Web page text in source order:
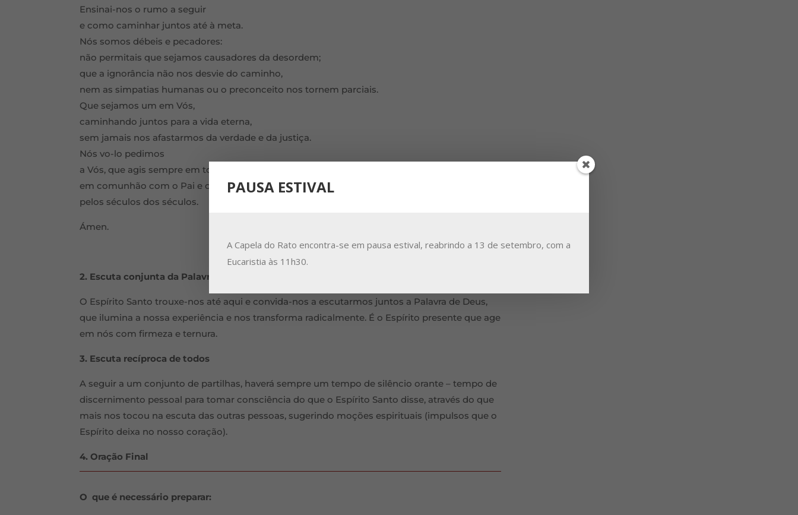
Ensinai-nos o rumo a seguir
e como caminhar juntos até à meta.
Nós somos débeis e pecadores:
não permitais que sejamos causadores da desordem;
que a ignorância não nos desvie do caminho,
nem as simpatias humanas ou o preconceito nos tornem parciais.
Que sejamos um em Vós,
caminhando juntos para a vida eterna,
sem jamais nos afastarmos da verdade e da justiça.
Nós vo-lo pedimos
a Vós, que agis sempre em toda a parte,
em comunhão com o Pai e o Filho,
pelos séculos dos séculos.
Ámen.
2. Escuta conjunta da Palavra de Deus
O Espírito Santo trouxe-nos até aqui e convida-nos a escutarmos juntos a Palavra de Deus,
que ilumina a nossa experiência e nos transforma radicalmente. É o Espírito presente que age
em nós com firmeza e ternura.
3. Escuta recíproca de todos
A seguir a um conjunto de partilhas, haverá sempre um tempo de silêncio orante – tempo de
discernimento pessoal para tomar consciência do que o Espírito Santo disse, através do que
mais nos tocou na escuta das outras pessoas, sugerindo moções espirituais (impulsos que o
Espírito deixa no nosso coração).
4. Oração Final
O que é necessário preparar:
PAUSA ESTIVAL
A Capela do Rato encontra-se em pausa estival, reabrindo a 13 de setembro, com a
Eucaristia às 11h30.